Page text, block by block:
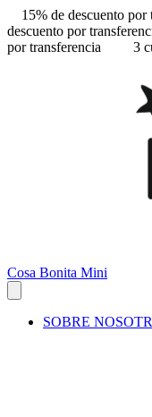
15% de descuento por
descuento por
por transferencia
3
Cosa Bonita Mini
SOBRE